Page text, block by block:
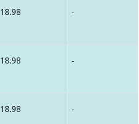
18.98 -
18.98 -
18.98 -